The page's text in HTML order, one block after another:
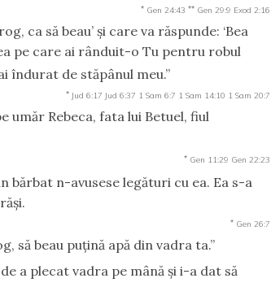
* Gen 24:43 ** Gen 29:9 Exod 2:16
ca să beau’ şi care va răspunde: ‘Bea
pe care ai rânduit-o Tu pentru robul
îndurat de stăpânul meu.”
* Jud 6:17 Jud 6:37 1 Sam 6:7 1 Sam 14:10 1 Sam 20:7
umăr Rebeca, fata lui Betuel, fiul
* Gen 11:29 Gen 22:23
bărbat n-avusese legături cu ea. Ea s-a
* Gen 26:7
să beau puţină apă din vadra ta.”
a plecat vadra pe mână şi i-a dat să